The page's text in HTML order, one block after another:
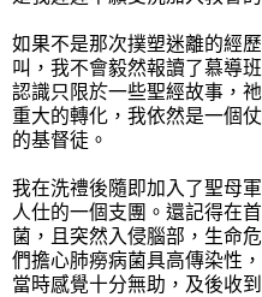
如果不是那次撲塑迷離的經
叫，我不會毅然報讀了慕導
認識只限於一些聖經故事，
重大的轉化，我依然是一個
的基督徒。
我在洗禮後隨即加入了聖母
人仕的一個支團。還記得在
菌，且突然入侵腦部，生命
們擔心肺癆病菌具高傳染性
當時感覺十分無助，及後收